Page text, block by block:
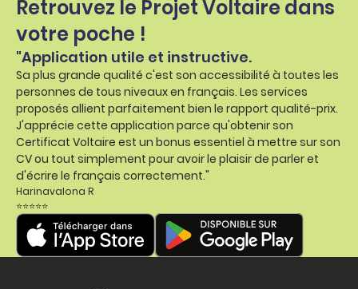
Retrouvez le Projet Voltaire dans
votre poche !
"Application utile et instructive.
Sa plus grande qualité c'est son accessibilité à toutes les
personnes de tous niveaux en français. Les services
proposés allient parfaitement bien le rapport qualité-prix.
J'apprécie cette application parce qu'obtenir son
Certificat Voltaire est un bonus essentiel à mettre sur son
CV ou tout simplement pour avoir le plaisir de parler et
d'écrire le français correctement."
Harinavalona R
⭐⭐⭐⭐⭐